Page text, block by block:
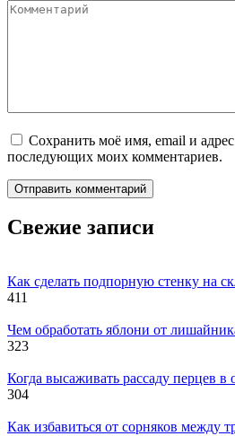
Комментарий
Сохранить моё имя, email и адрес
последующих моих комментариев.
Свежие записи
Как сделать подпорную стенку на
411
Чем обработать яблони от
323
Когда высаживать рассаду перцев в
304
Как избавиться от сорняков между